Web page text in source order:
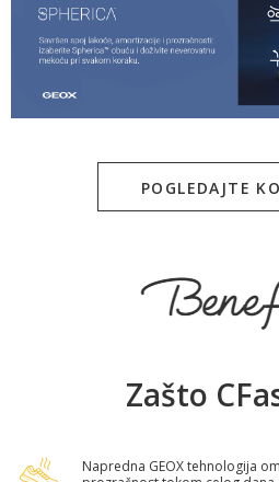
POGLEDAJTE
Zašto
Napredna GEOX tehnologija